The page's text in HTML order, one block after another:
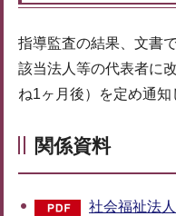
指導監査の結果、文書
該当法人等の代表者に
ね1ヶ月後）を定め通知
関係資料
社会福祉法